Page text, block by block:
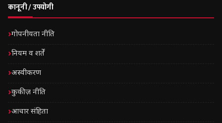
कानूनी / उपयोगी
गोपनीयता नीति
नियम व शर्तें
अस्वीकरण
कुकीज़ नीति
आचार संहिता